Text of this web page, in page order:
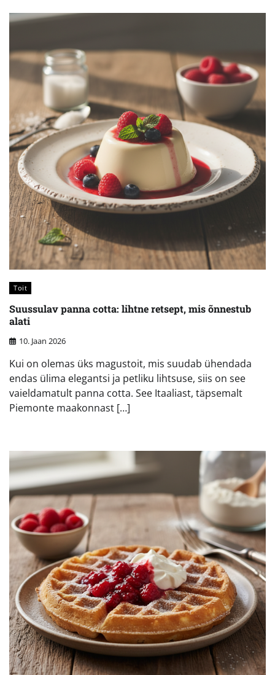
Toit
Suussulav panna cotta: lihtne retsept, mis õnnestub
alati
10. Jaan 2026
Kui on olemas üks magustoit, mis suudab ühendada
endas ülima elegantsi ja petliku lihtsuse, siis on see
vaieldamatult panna cotta. See Itaaliast, täpsemalt
Piemonte maakonnast […]